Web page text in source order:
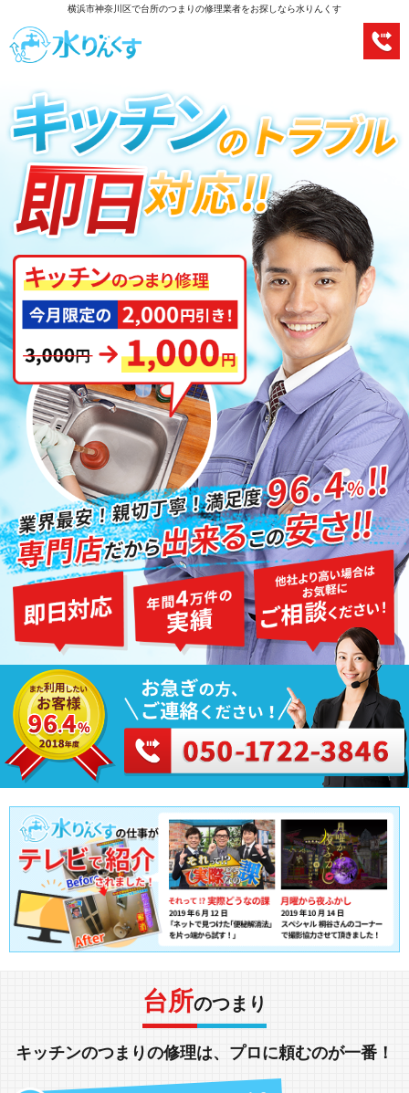
横浜市神奈川区で台所のつまりの修理業者をお探しなら水りんくす
台所のつまり
キッチンのつまりの修理は、 プロに頼むのが一番！